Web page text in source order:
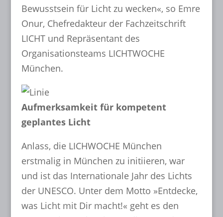
Bewusstsein für Licht zu wecken«, so Emre
Onur, Chefredakteur der Fachzeitschrift
LICHT und Repräsentant des
Organisationsteams LICHTWOCHE
München.
Aufmerksamkeit für kompetent
geplantes Licht
Anlass, die LICHWOCHE München
erstmalig in München zu initiieren, war
und ist das Internationale Jahr des Lichts
der UNESCO. Unter dem Motto »Entdecke,
was Licht mit Dir macht!« geht es den